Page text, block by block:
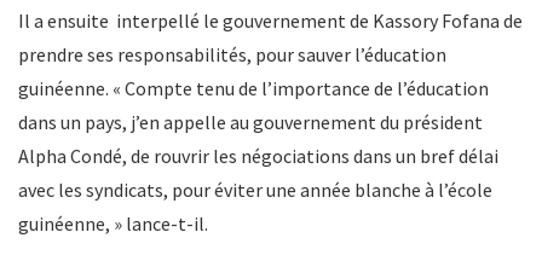
Il a ensuite interpellé le gouvernement de Kassory Fofana de
prendre ses responsabilités, pour sauver l’éducation
guinéenne. « Compte tenu de l’importance de l’éducation
dans un pays, j’en appelle au gouvernement du président
Alpha Condé, de rouvrir les négociations dans un bref délai
avec les syndicats, pour éviter une année blanche à l’école
guinéenne, » lance-t-il.